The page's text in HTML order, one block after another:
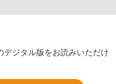
デジタル版をお読みいただけ